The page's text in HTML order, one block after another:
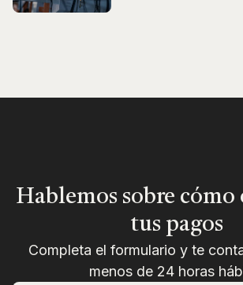
Hablemos sobre
tus pagos
Completa el formulario y te
menos de 24 horas